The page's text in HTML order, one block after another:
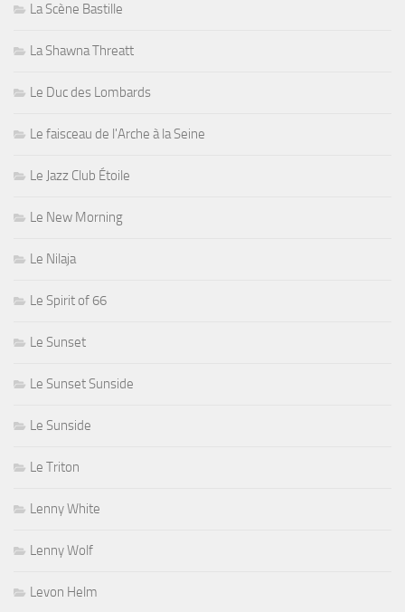
La Scène Bastille
La Shawna Threatt
Le Duc des Lombards
Le faisceau de l'Arche à la Seine
Le Jazz Club Étoile
Le New Morning
Le Nilaja
Le Spirit of 66
Le Sunset
Le Sunset Sunside
Le Sunside
Le Triton
Lenny White
Lenny Wolf
Levon Helm